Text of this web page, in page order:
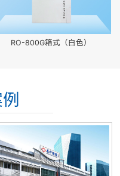
RO-800G箱式（白色）